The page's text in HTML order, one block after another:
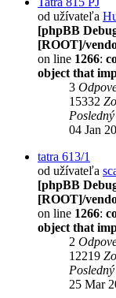
od užívateľa
[phpBB
[ROOT]/
on line 1266:
object that
3
15332
04 Jan
tatra 613/1
od užívateľa
[phpBB
[ROOT]/
on line 1266:
object that
2
12219
25 Mar